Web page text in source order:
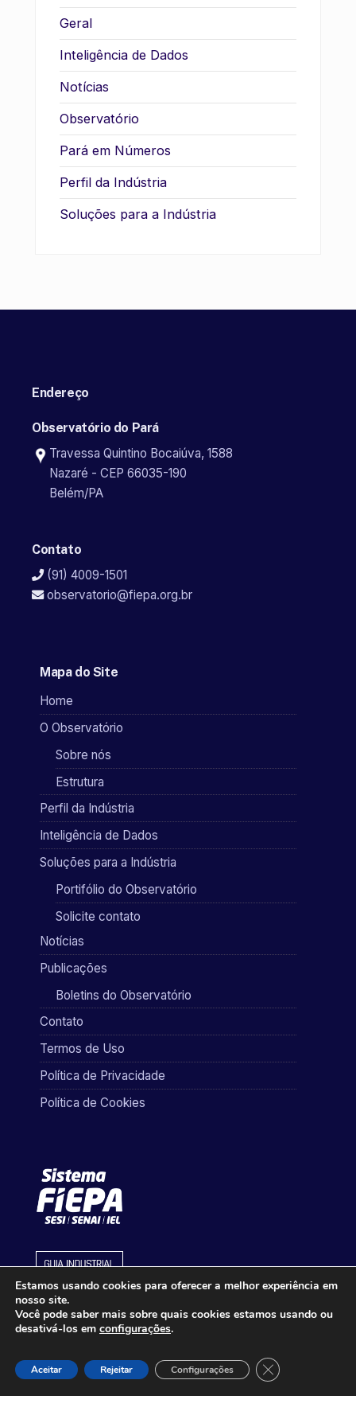
Geral
Inteligência de Dados
Notícias
Observatório
Pará em Números
Perfil da Indústria
Soluções para a Indústria
Endereço
Observatório do Pará
Travessa Quintino Bocaiúva, 1588
Nazaré - CEP 66035-190
Belém/PA
Contato
(91) 4009-1501
observatorio@fiepa.org.br
Mapa do Site
Home
O Observatório
Sobre nós
Estrutura
Perfil da Indústria
Inteligência de Dados
Soluções para a Indústria
Portifólio do Observatório
Solicite contato
Notícias
Publicações
Boletins do Observatório
Contato
Termos de Uso
Política de Privacidade
Política de Cookies
Estamos usando cookies para oferecer a melhor experiência em
nosso site.
Você pode saber mais sobre quais cookies estamos usando ou
desativá-los em configurações.
Aceitar Rejeitar Configurações Close GDPR